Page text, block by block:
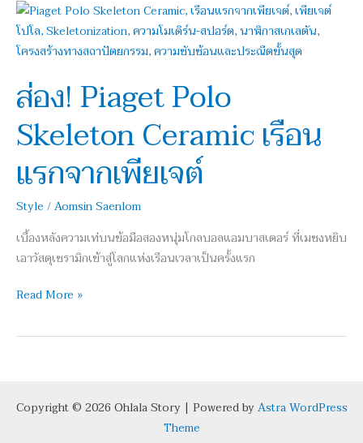
ส่อง! Piaget Polo
Skeleton Ceramic เรือน
แรกจากเพียเจต์
Style /Aomsin Saenlom
เบื้องหลังความเท่บนข้อมือสองหนุ่มโกลบอลแอมบาสเดอร์ ที่เมซงหยิบ
เอาวัสดุเซรามิกเข้าสู่โลกแห่งเรือนเวลาเป็นครั้งแรก
ส่อง!
Piaget
Polo
Ceramic
เรือน
แรก
เพีย
Read More »
Copyright © 2026 Ohlala Story | Powered byAstra WordPress
Theme